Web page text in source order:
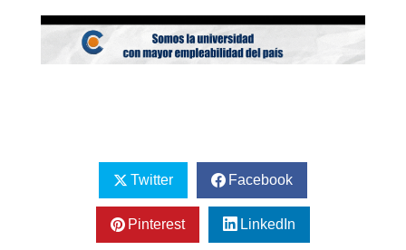
Twitter Facebook
Pinterest LinkedIn